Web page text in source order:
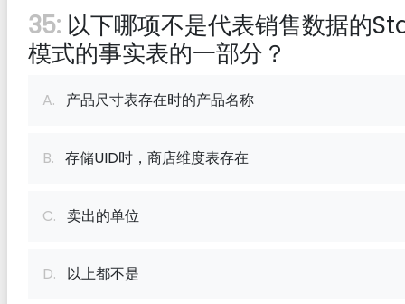
35: 以下哪项不是代表销售数据的
模式的事实表的一部分？
A. 产品尺寸表存在时的产品名称
B. 存储UID时，商店维度表存在
C. 卖出的单位
D. 以上都不是